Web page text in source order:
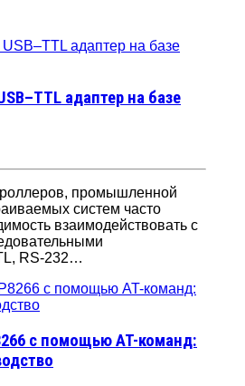
адаптер на базе
промышленной
систем часто
взаимодействовать с
RS-232…
с помощью AT-команд: